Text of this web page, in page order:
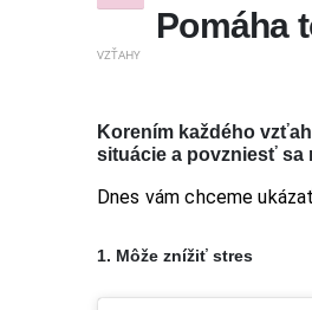
Pomáha
VZŤAHY
Korením každého
situácie a povzniesť sa
Dnes vám chceme
1. Môže znížiť stres